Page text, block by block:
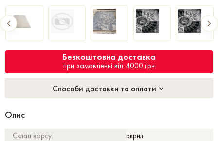
Безкоштовна доставка
при замовленні від 4000 грн
Способи доставки та оплати
Опис
Склад ворсу:
акрил